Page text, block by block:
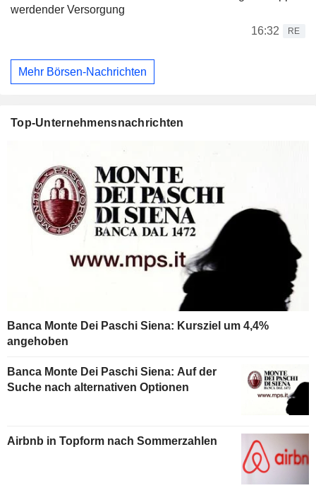
werdender Versorgung
16:32
RE
Mehr Börsen-Nachrichten
Top-Unternehmensnachrichten
Banca Monte Dei Paschi Siena: Kursziel um 4,4%
angehoben
Banca Monte Dei Paschi Siena: Auf der
Suche nach alternativen Optionen
Airbnb in Topform nach Sommerzahlen